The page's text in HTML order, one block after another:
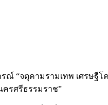
ณ์ “จตุคามรามเทพ เศรษฐีโ
รศรีธรรมราช”